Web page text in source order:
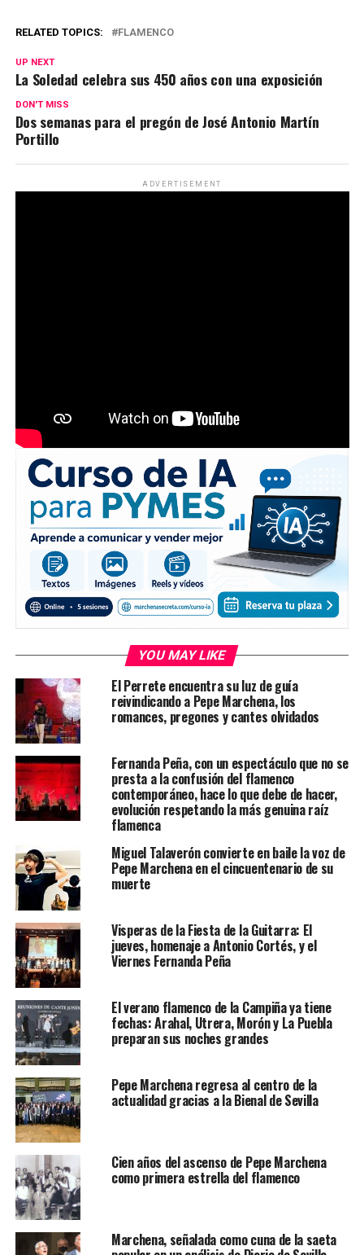
RELATED TOPICS: FLAMENCO
UP NEXT
La Soledad celebra sus 450 años con una exposición
DON'T MISS
Dos semanas para el pregón de José Antonio Martín
Portillo
ADVERTISEMENT
YOU MAY LIKE
El Perrete encuentra su luz de guía
reivindicando a Pepe Marchena, los
romances, pregones y cantes olvidados
Fernanda Peña, con un espectáculo que no se
presta a la confusión del flamenco
contemporáneo, hace lo que debe de hacer,
evolución respetando la más genuina raíz
flamenca
Miguel Talaverón convierte en baile la voz de
Pepe Marchena en el cincuentenario de su
muerte
Visperas de la Fiesta de la Guitarra: El
jueves, homenaje a Antonio Cortés, y el
Viernes Fernanda Peña
El verano flamenco de la Campiña ya tiene
fechas: Arahal, Utrera, Morón y La Puebla
preparan sus noches grandes
Pepe Marchena regresa al centro de la
actualidad gracias a la Bienal de Sevilla
Cien años del ascenso de Pepe Marchena
como primera estrella del flamenco
Marchena, señalada como cuna de la saeta